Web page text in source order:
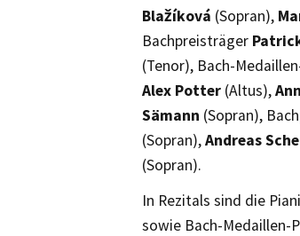
Blažíková (Sopran),
Bachpreisträger
(Tenor), Bach-
Alex Potter (Altus),
Sämann (Sopran),
(Sopran),Andreas
(Sopran).
In Rezitals sind die
sowie Bach-Medaillen-